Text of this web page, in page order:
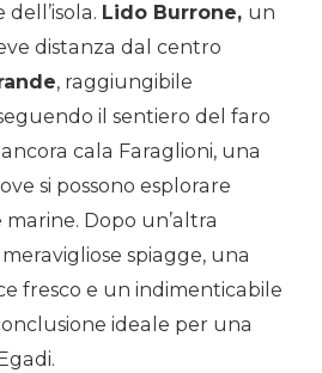
Lido Burrone, un
distanza dal centro
, raggiungibile
il sentiero del faro
cala Faraglioni, una
si possono esplorare
Dopo un’altra
spiagge, una
fresco e un indimenticabile
ideale per una